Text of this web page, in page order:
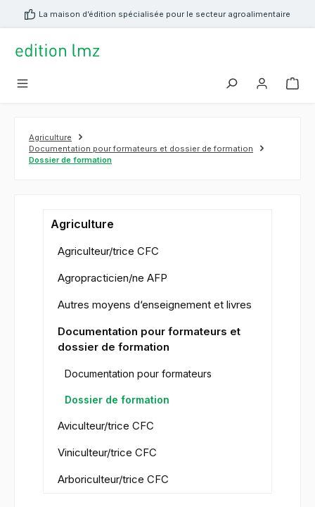
principal
La maison d’édition spécialisée pour le secteur agroalimentaire
Agriculture
Documentation pour formateurs et dossier de formation
Dossier de formation
Agriculture
Agriculteur/trice CFC
Agropracticien/ne AFP
Autres moyens d‘enseignement et livres
Documentation pour formateurs et
dossier de formation
Documentation pour formateurs
Dossier de formation
Aviculteur/trice CFC
Viniculteur/trice CFC
Arboriculteur/trice CFC